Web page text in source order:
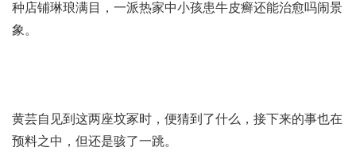
种店铺琳琅满目，一派热家中小孩患牛皮癣还能治愈吗闹景
象。
黄芸自见到这两座坟冢时，便猜到了什么，接下来的事也在
预料之中，但还是骇了一跳。